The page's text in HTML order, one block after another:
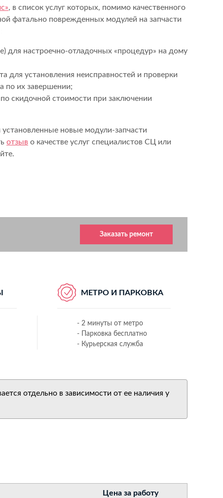
, в список услуг которых, помимо качественного
фатально поврежденных модулей на запчасти
для настроечно-отладочных «процедур» на дому
для установления неисправностей и проверки
по их завершении;
скидочной стоимости при заключении
установленные новые модули-запчасти
отзыв о качестве услуг специалистов СЦ или
Заказать ремонт
МЕТРО И ПАРКОВКА
- 2 минуты от метро
- Парковка бесплатно
- Курьерская служба
отдельно в зависимости от ее наличия у
Цена за работу